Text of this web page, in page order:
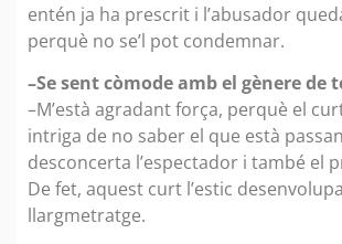
entén ja ha prescrit i l’abusador
perquè no se’l pot condemnar.
–Se sent còmode amb el gènere de
–M’està agradant força, perquè el
intriga de no saber el que està
desconcerta l’espectador i també el
De fet, aquest curt l’estic
llargmetratge.